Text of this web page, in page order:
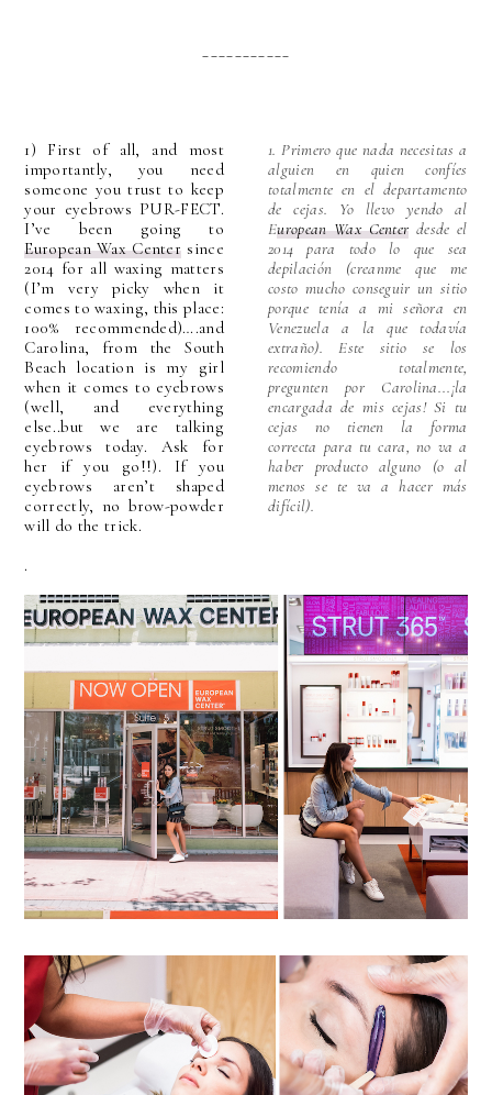
1) First of all, and most
importantly, you need
someone you trust to keep
your eyebrows PUR-FECT.
I’ve been going to
European Wax Center since
2014 for all waxing matters
(I’m very picky when it
comes to waxing, this place:
100% recommended)….and
Carolina, from the South
Beach location is my girl
when it comes to eyebrows
(well, and everything
else..but we are talking
eyebrows today. Ask for
her if you go!!). If you
eyebrows aren’t shaped
correctly, no brow-powder
will do the trick.
1. Primero que nada necesitas a
alguien en quien confíes
totalmente en el departamento
de cejas. Yo llevo yendo al
European Wax Center desde el
2014 para todo lo que sea
depilación (creanme que me
costo mucho conseguir un sitio
porque tenía a mi señora en
Venezuela a la que todavía
extraño). Este sitio se los
recomiendo totalmente,
pregunten por Carolina...¡la
encargada de mis cejas! Si tu
cejas no tienen la forma
correcta para tu cara, no va a
haber producto alguno (o al
menos se te va a hacer más
difícil).
.